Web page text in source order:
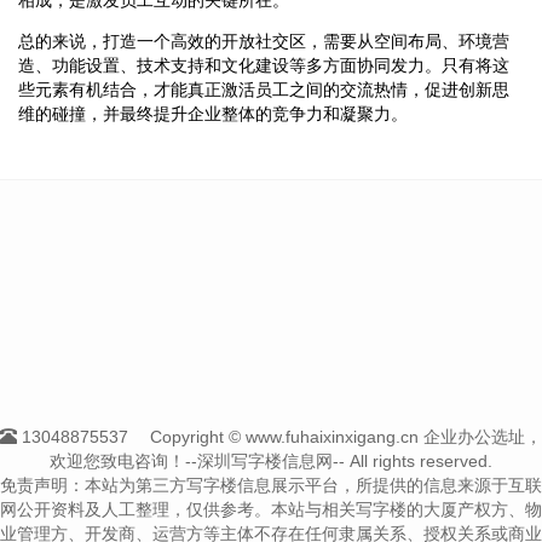
总的来说，打造一个高效的开放社交区，需要从空间布局、环境营
造、功能设置、技术支持和文化建设等多方面协同发力。只有将这
些元素有机结合，才能真正激活员工之间的交流热情，促进创新思
维的碰撞，并最终提升企业整体的竞争力和凝聚力。
13048875537
Copyright © www.fuhaixinxigang.cn 企业办公选址，
欢迎您致电咨询！--深圳写字楼信息网-- All rights reserved.
免责声明：本站为第三方写字楼信息展示平台，所提供的信息来源于互联
网公开资料及人工整理，仅供参考。本站与相关写字楼的大厦产权方、物
业管理方、开发商、运营方等主体不存在任何隶属关系、授权关系或商业